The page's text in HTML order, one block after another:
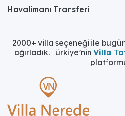
Havalimanı Transferi
2000+ villa seçeneği ile
ağırladık. Türkiye’nin Villa